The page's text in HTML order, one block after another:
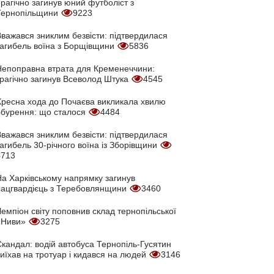
Трагічно загинув юний футболіст з
9223
зниклим безвісти: підтвердилася
воїна з Борщівщини
5836
втрата для Кременеччини:
загинув Всеволод Штука
4545
хода до Почаєва викликала хвилю
що сталося
4484
зниклим безвісти: підтвердилася
30-річного воїна із Зборівщини
Харківському напрямку загинув
з Теребовлянщини
3460
світу поповнив склад тернопільської
3275
водій автобуса Тернопіль-Гусятин
на тротуар і кидався на людей
3146